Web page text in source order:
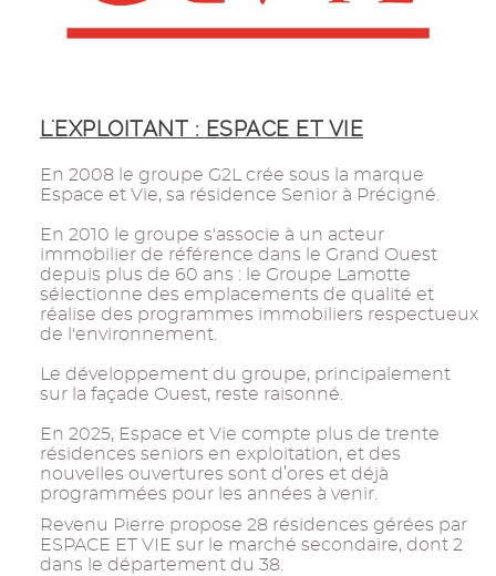
L'EXPLOITANT : ESPACE ET VIE
En 2008 le groupe G2L crée sous la marque
Espace et Vie, sa résidence Senior à Précigné.
En 2010 le groupe s'associe à un acteur
immobilier de référence dans le Grand Ouest
depuis plus de 60 ans : le Groupe Lamotte
sélectionne des emplacements de qualité et
réalise des programmes immobiliers respectueux
de l'environnement.
Le développement du groupe, principalement
sur la façade Ouest, reste raisonné.
En 2025, Espace et Vie compte plus de trente
résidences seniors en exploitation, et des
nouvelles ouvertures sont d’ores et déjà
programmées pour les années à venir.
Revenu Pierre propose 28 résidences gérées par
ESPACE ET VIE sur le marché secondaire, dont 2
dans le département du 38.